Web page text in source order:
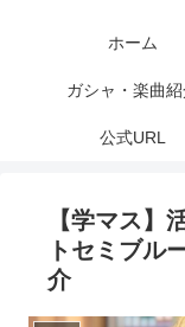
ホーム
ガシャ・楽曲紹
公式URL
【学マス】
トセミブル
介